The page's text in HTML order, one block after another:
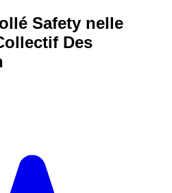
Safety nelle
Des